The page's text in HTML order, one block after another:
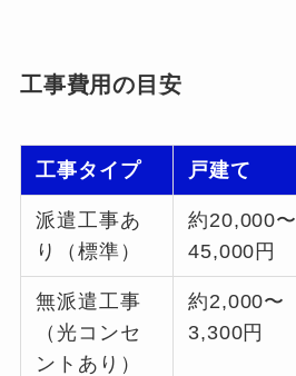
工事費用の目安
工事タイプ 戸建て
派遣工事あ
り（標準）
約20,000〜
45,000円
無派遣工事
（光コンセ
ントあり）
約2,000〜
3,300円